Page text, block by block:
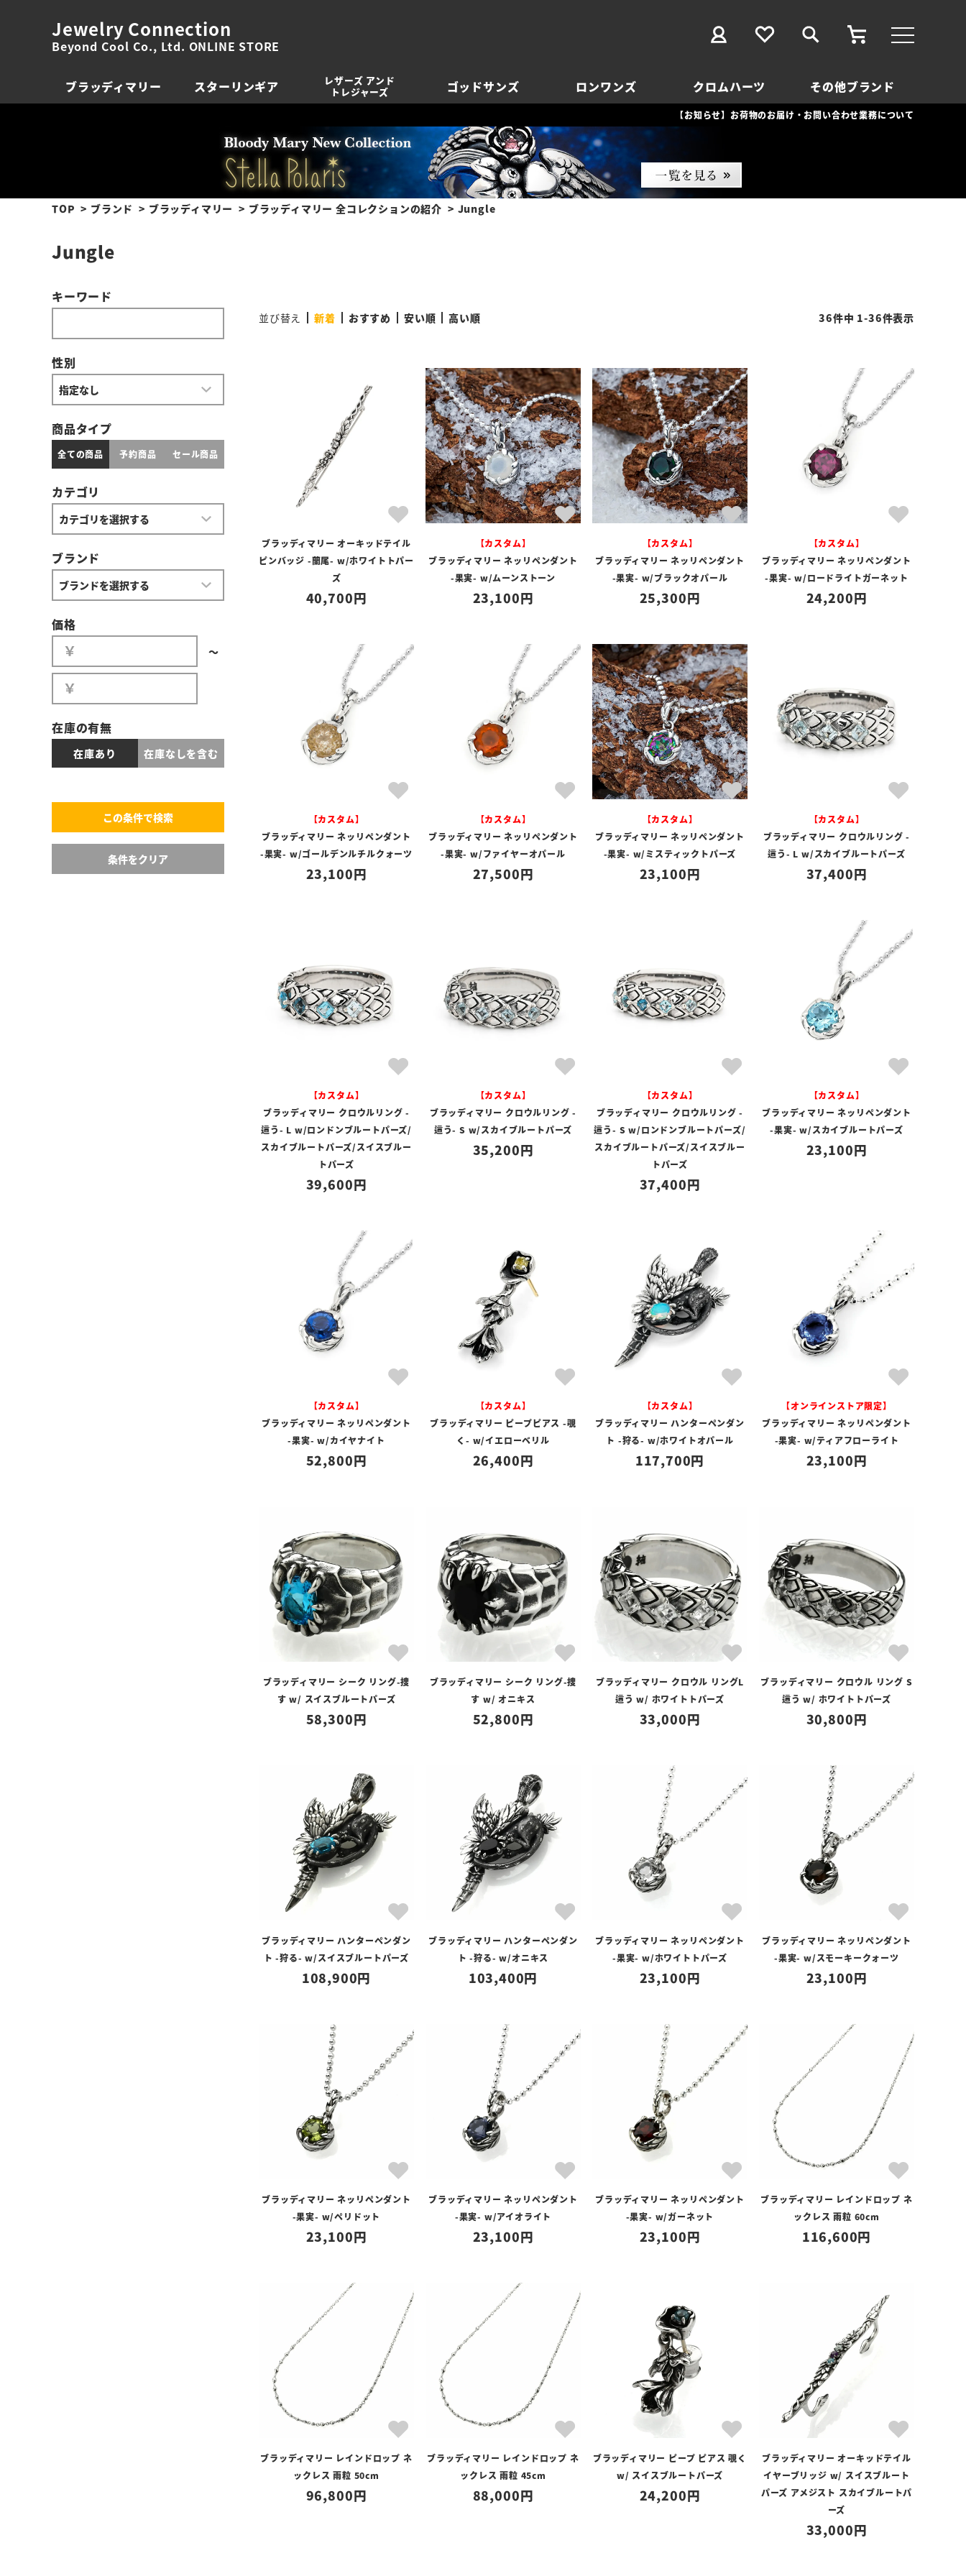
Jewelry Connection
Beyond Cool Co., Ltd. ONLINE STORE
ブラッディマリー スターリンギア
レザーズ アンド
トレジャーズ
ゴッドサンズ ロンワンズ クロムハーツ その他ブランド
【お知らせ】お荷物のお届け・お問い合わせ業務について
TOP ブランド ブラッディマリー ブラッディマリー 全コレクションの紹介 Jungle
Jungle
キーワード
性別
商品タイプ
全ての商品 予約商品 セール商品
カテゴリ
ブランド
価格
〜
在庫の有無
在庫あり 在庫なしを含む
並び替え 新着 おすすめ 安い順 高い順 36件中 1-36件表示
ブラッディマリー オーキッドテイル
ピンバッジ -蘭尾- w/ホワイトトパー
ズ
40,700
【カスタム】
ブラッディマリー ネッリペンダント
-果実- w/ムーンストーン
23,100
【カスタム】
ブラッディマリー ネッリペンダント
-果実- w/ブラックオパール
25,300
【カスタム】
ブラッディマリー ネッリペンダント
-果実- w/ロードライトガーネット
24,200
【カスタム】
ブラッディマリー ネッリペンダント
-果実- w/ゴールデンルチルクォーツ
23,100
【カスタム】
ブラッディマリー ネッリペンダント
-果実- w/ファイヤーオパール
27,500
【カスタム】
ブラッディマリー ネッリペンダント
-果実- w/ミスティックトパーズ
23,100
【カスタム】
ブラッディマリー クロウルリング -
這う- L w/スカイブルートパーズ
37,400
【カスタム】
ブラッディマリー クロウルリング -
這う- L w/ロンドンブルートパーズ/
スカイブルートパーズ/スイスブルー
トパーズ
39,600
【カスタム】
ブラッディマリー クロウルリング -
這う- S w/スカイブルートパーズ
35,200
【カスタム】
ブラッディマリー クロウルリング -
這う- S w/ロンドンブルートパーズ/
スカイブルートパーズ/スイスブルー
トパーズ
37,400
【カスタム】
ブラッディマリー ネッリペンダント
-果実- w/スカイブルートパーズ
23,100
【カスタム】
ブラッディマリー ネッリペンダント
-果実- w/カイヤナイト
52,800
【カスタム】
ブラッディマリー ピープピアス -覗
く- w/イエローベリル
26,400
【カスタム】
ブラッディマリー ハンターペンダン
ト -狩る- w/ホワイトオパール
117,700
【オンラインストア限定】
ブラッディマリー ネッリペンダント
-果実- w/ティアフローライト
23,100
ブラッディマリー シーク リング-捜
す w/ スイスブルートパーズ
58,300
ブラッディマリー シーク リング-捜
す w/ オニキス
52,800
ブラッディマリー クロウル リングL
這う w/ ホワイトトパーズ
33,000
ブラッディマリー クロウル リング S
這う w/ ホワイトトパーズ
30,800
ブラッディマリー ハンターペンダン
ト -狩る- w/スイスブルートパーズ
108,900
ブラッディマリー ハンターペンダン
ト -狩る- w/オニキス
103,400
ブラッディマリー ネッリペンダント
-果実- w/ホワイトトパーズ
23,100
ブラッディマリー ネッリペンダント
-果実- w/スモーキークォーツ
23,100
ブラッディマリー ネッリペンダント
-果実- w/ペリドット
23,100
ブラッディマリー ネッリペンダント
-果実- w/アイオライト
23,100
ブラッディマリー ネッリペンダント
-果実- w/ガーネット
23,100
ブラッディマリー レインドロップ ネ
ックレス 雨粒 60cm
116,600
ブラッディマリー レインドロップ ネ
ックレス 雨粒 50cm
96,800
ブラッディマリー レインドロップ ネ
ックレス 雨粒 45cm
88,000
ブラッディマリー ピープ ピアス 覗く
w/ スイスブルートパーズ
24,200
ブラッディマリー オーキッドテイル
イヤーブリッジ w/ スイスブルート
パーズ アメジスト スカイブルートパ
ーズ
33,000